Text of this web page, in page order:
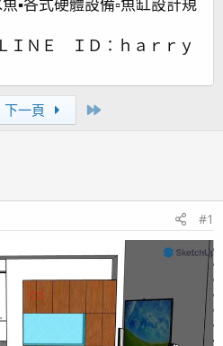
ＩＮＥ ＩＤ：ｈａｒｒｙ
下一頁
#1